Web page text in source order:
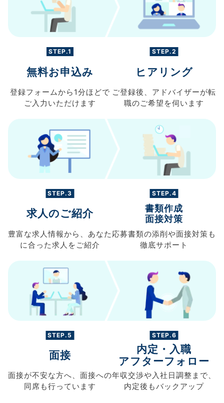
STEP.1
無料お申込み
登録フォームから 1分ほどで
ご入力 いただけます
STEP.2
ヒアリング
ご登録後、 アドバイザーが転
職のご希望を伺います
STEP.3
求人のご紹介
豊富な求人情報から、 あなた
に合った求人を ご紹介
STEP.4
書類作成
面接対策
応募書類の添削や面接対策も
徹底サポート
STEP.5
面接
面接が不安な方へ、 面接への
同席も行っています
STEP.6
内定・入職
アフターフォロー
年収交渉や入社日調整まで、
内定後もバックアップ